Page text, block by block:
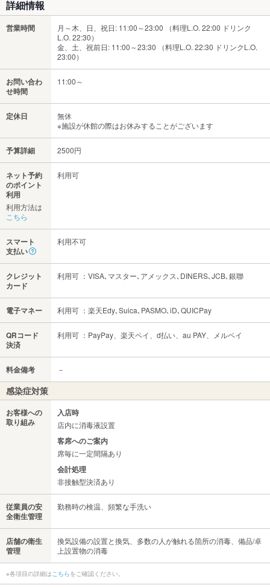
詳細情報
営業時間
月～木、日、祝日: 11:00～23:00 （料理L.O. 22:00 ドリンク
L.O. 22:30）
金、土、祝前日: 11:00～23:30 （料理L.O. 22:30 ドリンクL.O.
23:00）
お問い合わ
せ時間
11:00～
定休日
無休
※施設が休館の際はお休みすることがございます
予算詳細 2500円
ネット予約
のポイント
利用
利用方法は
こちら
利用可
スマート
支払い
利用不可
クレジット
カード
利用可 ：VISA､マスター､アメックス､DINERS､JCB､銀聯
電子マネー 利用可 ：楽天Edy､Suica､PASMO､iD､QUICPay
QRコード
決済
利用可 ：PayPay、楽天ペイ、d払い、au PAY、メルペイ
料金備考 －
感染症対策
お客様への
取り組み
入店時
店内に消毒液設置
客席へのご案内
席毎に一定間隔あり
会計処理
非接触型決済あり
従業員の安
全衛生管理
勤務時の検温、頻繁な手洗い
店舗の衛生
管理
換気設備の設置と換気、多数の人が触れる箇所の消毒、備品/卓
上設置物の消毒
※各項目の詳細は こちらをご確認ください。